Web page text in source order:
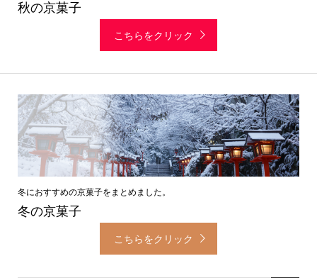
秋の京菓子
こちらをクリック
冬におすすめの京菓子をまとめました。
冬の京菓子
こちらをクリック